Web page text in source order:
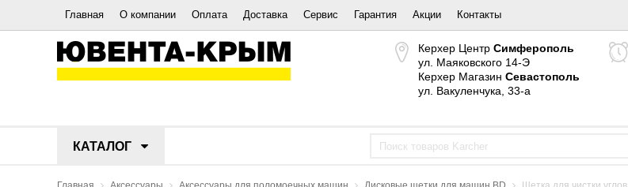
Главная О компании Оплата Доставка Сервис Гарантия Акции Контакты
Керхер Центр Симферополь
ул. Маяковского 14-Э
Керхер Магазин Севастополь
ул. Вакуленчука, 33-а
КАТАЛОГ